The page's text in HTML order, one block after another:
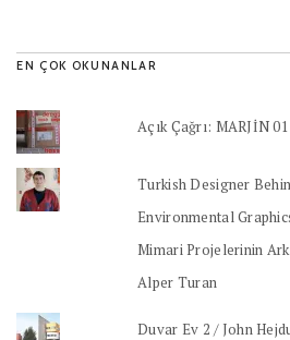
EN ÇOK OKUNANLAR
Açık Çağrı: MARJİN 01
Turkish Designer
Environmental
Mimari Projelerinin
Alper Turan
Duvar Ev 2 / John